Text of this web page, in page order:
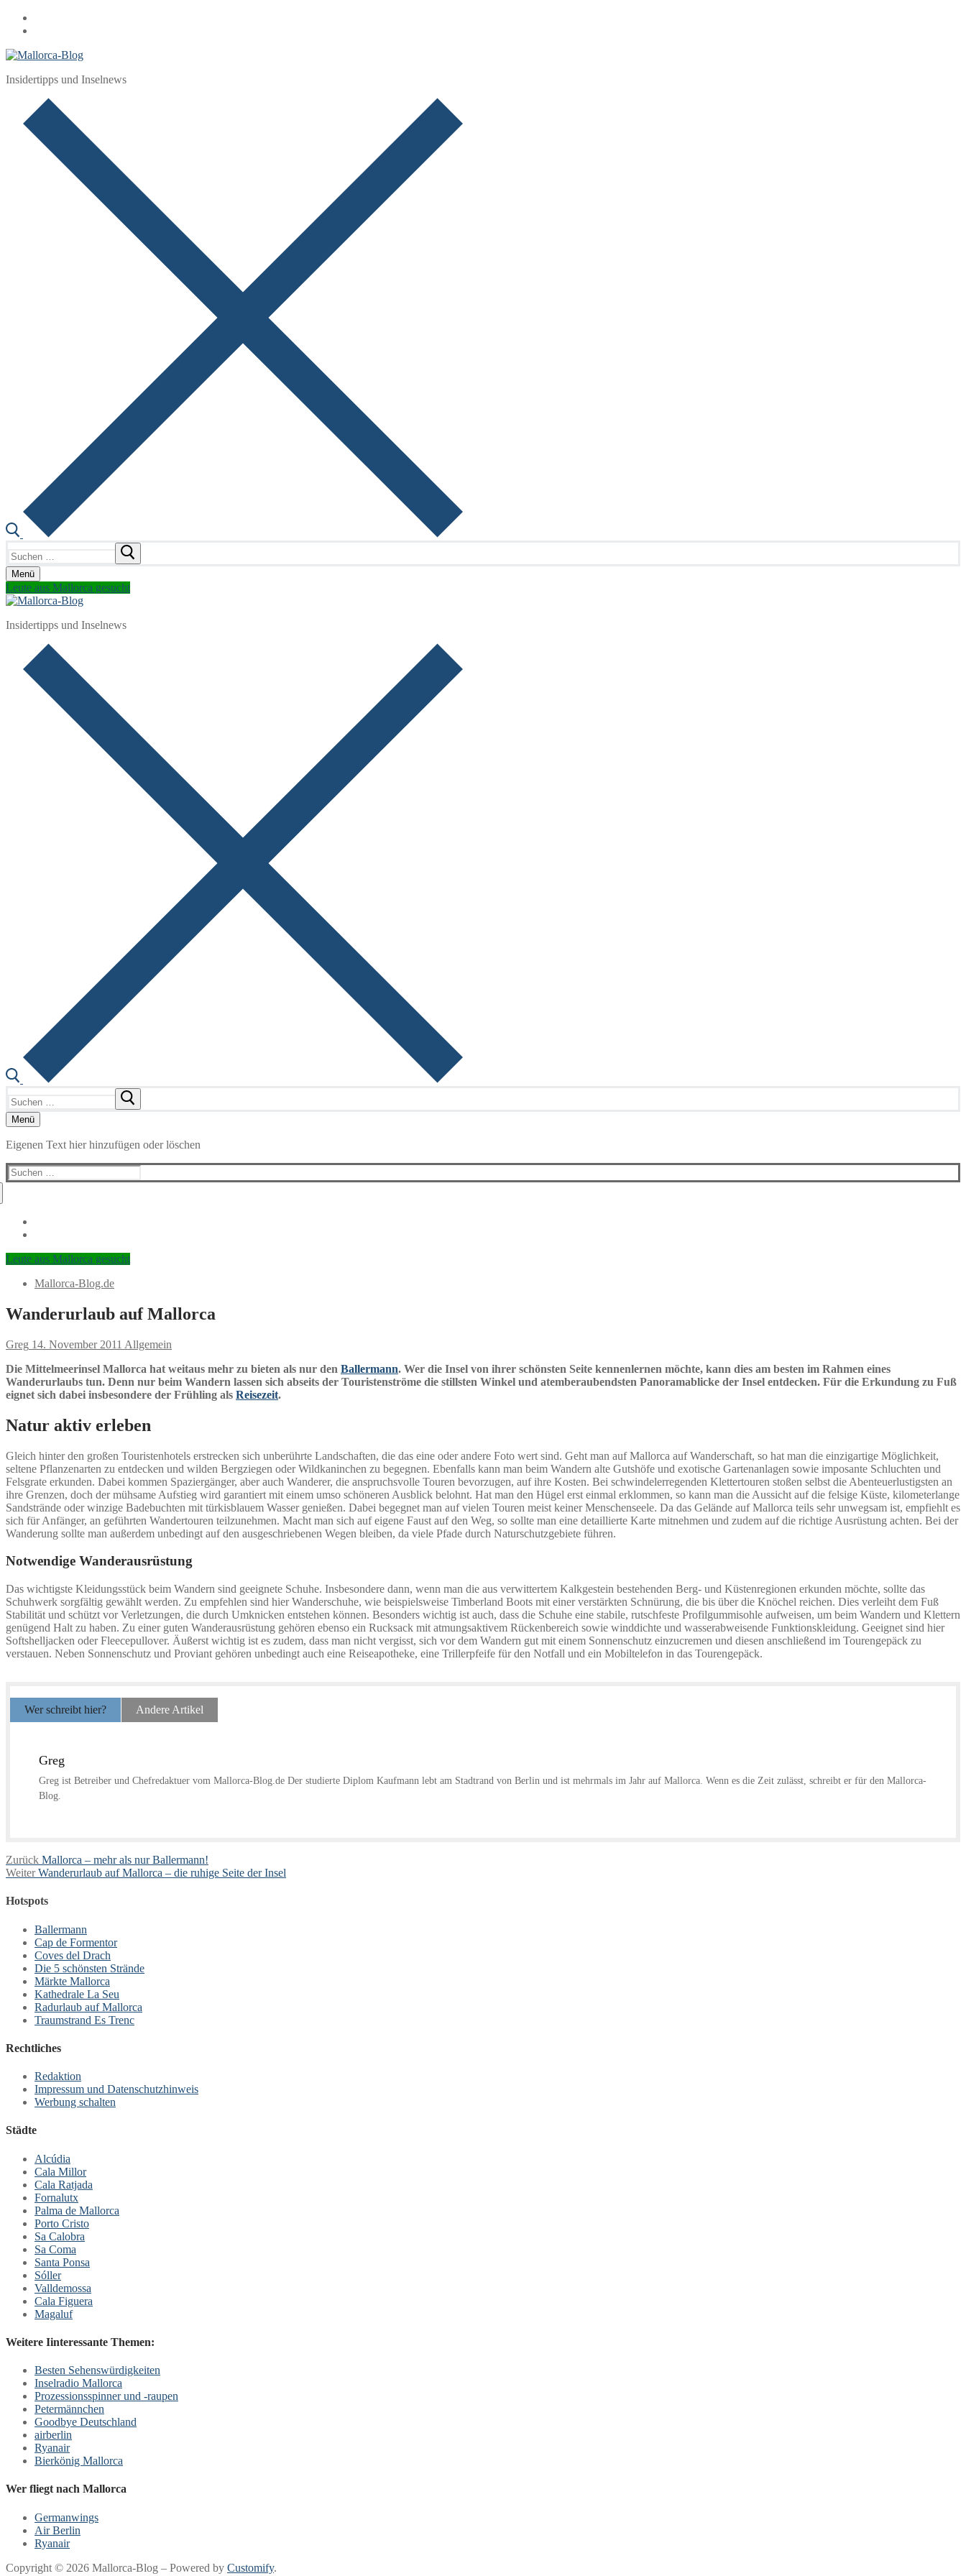
Zum
Inhalt
Menü
Schließen
Insidertipps und Inselnews
nach:
Menü
Leute aus Mallorca gesucht
Insidertipps und Inselnews
nach:
Menü
Eigenen Text hier hinzufügen oder löschen
Suchen
nach:
Leute aus Mallorca gesucht
Mallorca-Blog.de
Wanderurlaub auf Mallorca
Greg 14. November 2011 Allgemein
Die Mittelmeerinsel Mallorca hat weitaus mehr zu bieten als nur den Ballermann. Wer die Insel von ihrer schönsten Seite kennenlernen möchte, kann dies am besten im Rahmen eines
Wanderurlaubs tun. Denn nur beim Wandern lassen sich abseits der Touristenströme die stillsten Winkel und atemberaubendsten Panoramablicke der Insel entdecken. Für die Erkundung zu Fuß
eignet sich dabei insbesondere der Frühling als Reisezeit.
Natur aktiv erleben
Gleich hinter den großen Touristenhotels erstrecken sich unberührte Landschaften, die das eine oder andere Foto wert sind. Geht man auf Mallorca auf Wanderschaft, so hat man die einzigartige Möglichkeit,
seltene Pflanzenarten zu entdecken und wilden Bergziegen oder Wildkaninchen zu begegnen. Ebenfalls kann man beim Wandern alte Gutshöfe und exotische Gartenanlagen sowie imposante Schluchten und
Felsgrate erkunden. Dabei kommen Spaziergänger, aber auch Wanderer, die anspruchsvolle Touren bevorzugen, auf ihre Kosten. Bei schwindelerregenden Klettertouren stoßen selbst die Abenteuerlustigsten an
ihre Grenzen, doch der mühsame Aufstieg wird garantiert mit einem umso schöneren Ausblick belohnt. Hat man den Hügel erst einmal erklommen, so kann man die Aussicht auf die felsige Küste, kilometerlange
Sandstrände oder winzige Badebuchten mit türkisblauem Wasser genießen. Dabei begegnet man auf vielen Touren meist keiner Menschenseele. Da das Gelände auf Mallorca teils sehr unwegsam ist, empfiehlt es
sich für Anfänger, an geführten Wandertouren teilzunehmen. Macht man sich auf eigene Faust auf den Weg, so sollte man eine detaillierte Karte mitnehmen und zudem auf die richtige Ausrüstung achten. Bei der
Wanderung sollte man außerdem unbedingt auf den ausgeschriebenen Wegen bleiben, da viele Pfade durch Naturschutzgebiete führen.
Notwendige Wanderausrüstung
Das wichtigste Kleidungsstück beim Wandern sind geeignete Schuhe. Insbesondere dann, wenn man die aus verwittertem Kalkgestein bestehenden Berg- und Küstenregionen erkunden möchte, sollte das
Schuhwerk sorgfältig gewählt werden. Zu empfehlen sind hier Wanderschuhe, wie beispielsweise Timberland Boots mit einer verstärkten Schnürung, die bis über die Knöchel reichen. Dies verleiht dem Fuß
Stabilität und schützt vor Verletzungen, die durch Umknicken entstehen können. Besonders wichtig ist auch, dass die Schuhe eine stabile, rutschfeste Profilgummisohle aufweisen, um beim Wandern und Klettern
genügend Halt zu haben. Zu einer guten Wanderausrüstung gehören ebenso ein Rucksack mit atmungsaktivem Rückenbereich sowie winddichte und wasserabweisende Funktionskleidung. Geeignet sind hier
Softshelljacken oder Fleecepullover. Äußerst wichtig ist es zudem, dass man nicht vergisst, sich vor dem Wandern gut mit einem Sonnenschutz einzucremen und diesen anschließend im Tourengepäck zu
verstauen. Neben Sonnenschutz und Proviant gehören unbedingt auch eine Reiseapotheke, eine Trillerpfeife für den Notfall und ein Mobiltelefon in das Tourengepäck.
Wer schreibt hier? Andere Artikel
Greg
Greg ist Betreiber und Chefredaktuer vom Mallorca-Blog.de Der studierte Diplom Kaufmann lebt am Stadtrand von Berlin und ist mehrmals im Jahr auf Mallorca. Wenn es die Zeit zulässt, schreibt er für den Mallorca-
Blog.
Beitragsnavigation
Zurück Vorheriger
Beitrag:
Mallorca – mehr als nur Ballermann!
Weiter Nächster
Wanderurlaub auf Mallorca – die ruhige Seite der Insel
Hotspots
Ballermann
Cap de Formentor
Coves del Drach
Die 5 schönsten Strände
Märkte Mallorca
Kathedrale La Seu
Radurlaub auf Mallorca
Traumstrand Es Trenc
Rechtliches
Redaktion
Impressum und Datenschutzhinweis
Werbung schalten
Städte
Alcúdia
Cala Millor
Cala Ratjada
Fornalutx
Palma de Mallorca
Porto Cristo
Sa Calobra
Sa Coma
Santa Ponsa
Sóller
Valldemossa
Cala Figuera
Magaluf
Weitere Iinteressante Themen:
Besten Sehenswürdigkeiten
Inselradio Mallorca
Prozessionsspinner und -raupen
Petermännchen
Goodbye Deutschland
airberlin
Ryanair
Bierkönig Mallorca
Wer fliegt nach Mallorca
Germanwings
Air Berlin
Ryanair
Copyright © 2026 Mallorca-Blog – Powered by Customify.